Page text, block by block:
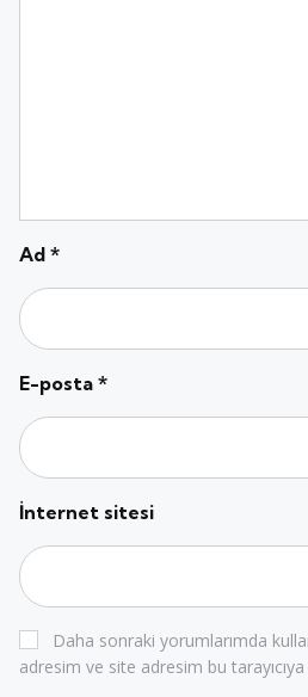
Ad *
E-posta *
İnternet sitesi
Daha sonraki yorumlarımda
adresim ve site adresim bu